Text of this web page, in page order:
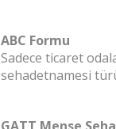
ABC Formu
Sadece ticaret
sehadetnamesi